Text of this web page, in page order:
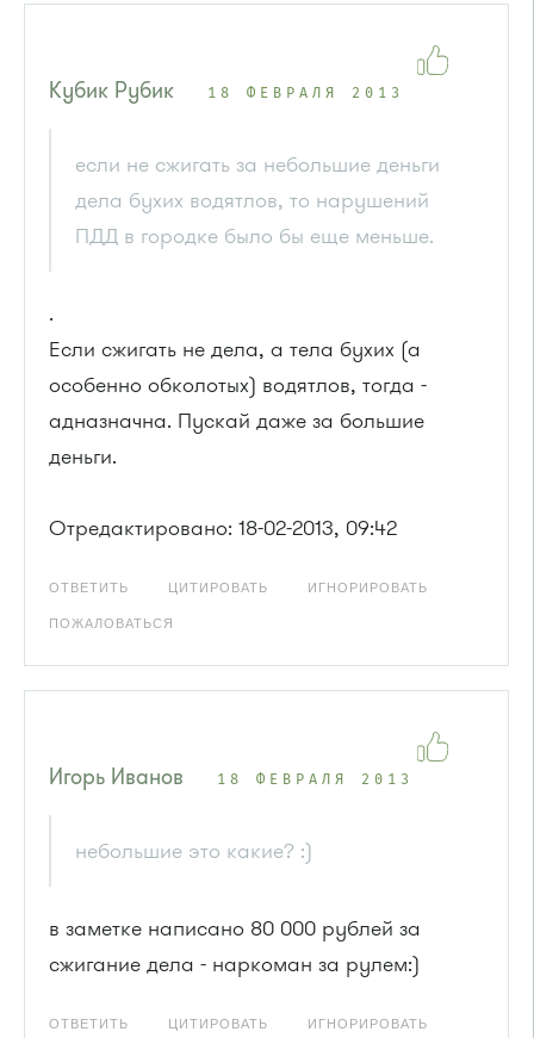
Кубик Рубик 18 ФЕВРАЛЯ 2013
если не сжигать за небольшие деньги
дела бухих водятлов, то нарушений
ПДД в городке было бы еще меньше.
.
Если сжигать не дела, а тела бухих (а
особенно обколотых) водятлов, тогда -
адназначна. Пускай даже за большие
деньги.
Отредактировано: 18-02-2013, 09:42
ОТВЕТИТЬ ЦИТИРОВАТЬ ИГНОРИРОВАТЬ
ПОЖАЛОВАТЬСЯ
Игорь Иванов 18 ФЕВРАЛЯ 2013
небольшие это какие? :)
в заметке написано 80 000 рублей за
сжигание дела - наркоман за рулем:)
ОТВЕТИТЬ ЦИТИРОВАТЬ ИГНОРИРОВАТЬ